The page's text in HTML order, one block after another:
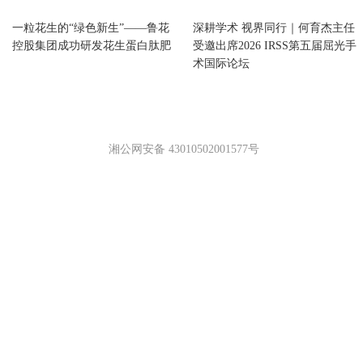
一粒花生的“绿色新生”——鲁花
控股集团成功研发花生蛋白肽肥
深耕学术 视界同行｜何育杰主任
受邀出席2026 IRSS第五届屈光手
术国际论坛
湘公网安备 43010502001577号